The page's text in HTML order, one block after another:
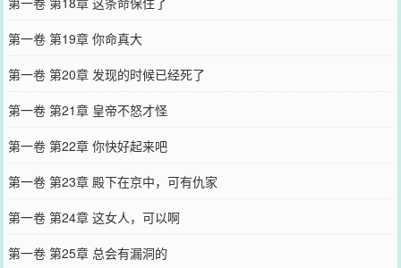
第一卷 第19章 你命真大
第一卷 第20章 发现的时候已经死了
第一卷 第21章 皇帝不怒才怪
第一卷 第22章 你快好起来吧
第一卷 第23章 殿下在京中，可有仇家
第一卷 第24章 这女人，可以啊
第一卷 第25章 总会有漏洞的